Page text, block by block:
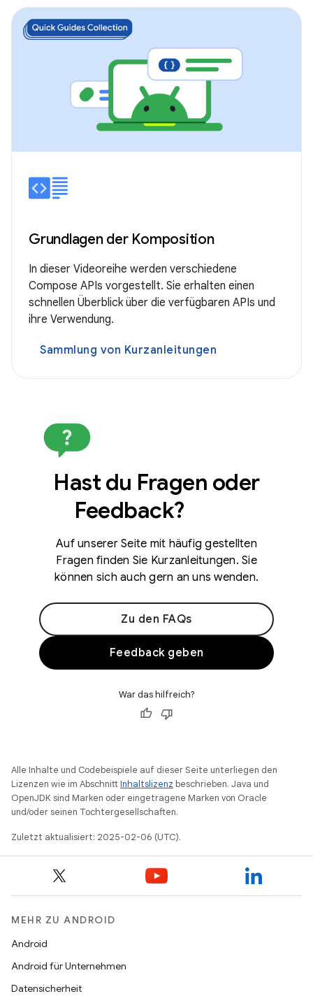
Grundlagen der Komposition
In dieser Videoreihe werden verschiedene
Compose APIs vorgestellt. Sie erhalten einen
schnellen Überblick über die verfügbaren APIs und
ihre Verwendung.
Sammlung von Kurzanleitungen
Hast du Fragen oder
Feedback?
Auf unserer Seite mit häufig gestellten
Fragen finden Sie Kurzanleitungen. Sie
können sich auch gern an uns wenden.
Zu den FAQs
Feedback geben
War das hilfreich?
Alle Inhalte und Codebeispiele auf dieser Seite unterliegen den
Lizenzen wie im AbschnittInhaltslizenz beschrieben. Java und
OpenJDK sind Marken oder eingetragene Marken von Oracle
und/oder seinen Tochtergesellschaften.
Zuletzt aktualisiert: 2025-02-06 (UTC).
MEHR ZU ANDROID
Android
Android für Unternehmen
Datensicherheit